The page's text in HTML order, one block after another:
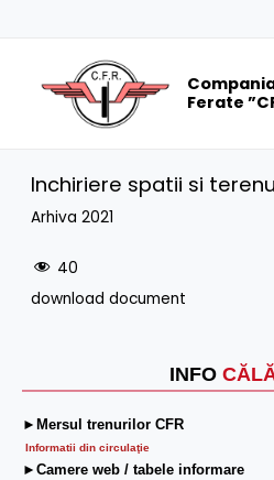
Ferate
INFO
►Mersul trenurilor CFR
Informatii din circulaţie
►Camere web / tabele informare
Inchiriere spatii si
Arhiva 2021
40
download document